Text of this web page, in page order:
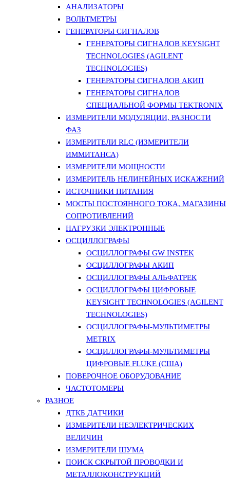
АНАЛИЗАТОРЫ
ВОЛЬТМЕТРЫ
ГЕНЕРАТОРЫ СИГНАЛОВ
ГЕНЕРАТОРЫ СИГНАЛОВ KEYSIGHT
TECHNOLOGIES (AGILENT
TECHNOLOGIES)
ГЕНЕРАТОРЫ СИГНАЛОВ АКИП
ГЕНЕРАТОРЫ СИГНАЛОВ
СПЕЦИАЛЬНОЙ ФОРМЫ TEKTRONIX
ИЗМЕРИТЕЛИ МОДУЛЯЦИИ, РАЗНОСТИ
ФАЗ
ИЗМЕРИТЕЛИ RLC (ИЗМЕРИТЕЛИ
ИММИТАНСА)
ИЗМЕРИТЕЛИ МОЩНОСТИ
ИЗМЕРИТЕЛЬ НЕЛИНЕЙНЫХ ИСКАЖЕНИЙ
ИСТОЧНИКИ ПИТАНИЯ
МОСТЫ ПОСТОЯННОГО ТОКА, МАГАЗИНЫ
СОПРОТИВЛЕНИЙ
НАГРУЗКИ ЭЛЕКТРОННЫЕ
ОСЦИЛЛОГРАФЫ
ОСЦИЛЛОГРАФЫ GW INSTEK
ОСЦИЛЛОГРАФЫ АКИП
ОСЦИЛЛОГРАФЫ АЛЬФАТРЕК
ОСЦИЛЛОГРАФЫ ЦИФРОВЫЕ
KEYSIGHT TECHNOLOGIES (AGILENT
TECHNOLOGIES)
ОСЦИЛЛОГРАФЫ-МУЛЬТИМЕТРЫ
METRIX
ОСЦИЛЛОГРАФЫ-МУЛЬТИМЕТРЫ
ЦИФРОВЫЕ FLUKE (США)
ПОВЕРОЧНОЕ ОБОРУДОВАНИЕ
ЧАСТОТОМЕРЫ
РАЗНОЕ
ДТКБ ДАТЧИКИ
ИЗМЕРИТЕЛИ НЕЭЛЕКТРИЧЕСКИХ
ВЕЛИЧИН
ИЗМЕРИТЕЛИ ШУМА
ПОИСК СКРЫТОЙ ПРОВОДКИ И
МЕТАЛЛОКОНСТРУКЦИЙ